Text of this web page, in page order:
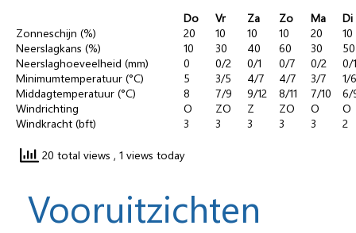
Do Vr Za Zo Ma
Di
Zonneschijn (%)
20 10 10 10 20
10
Neerslagkans (%)
10 30 40 60 30
50
Neerslaghoeveelheid (mm)
0 0/2 0/1 0/7 0/2
0/1
Minimumtemperatuur (°C)
5 3/5 4/7 4/7 3/7
1/6
Middagtemperatuur (°C)
8 7/9 9/12 8/11 7/10
6/
Windrichting
O ZO Z ZO O
O
Windkracht (bft)
3 3 3 3 3 2
20 total views , 1 views today
Vooruitzichten